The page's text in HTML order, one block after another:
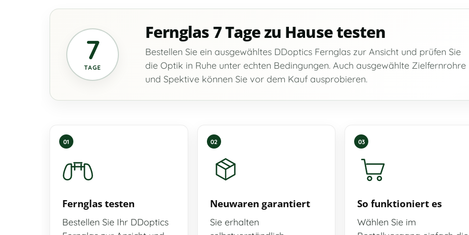
7
TAGE
Fernglas 7 Tage zu Hause testen
Bestellen Sie ein ausgewähltes DDoptics Fernglas zur Ansicht und prüfen Sie
die Optik in Ruhe unter echten Bedingungen. Auch ausgewählte Zielfernrohre
und Spektive können Sie vor dem Kauf ausprobieren.
01
Fernglas testen
Bestellen Sie Ihr DDoptics
02
Neuwaren garantiert
Sie erhalten
03
So funktioniert es
Wählen Sie im